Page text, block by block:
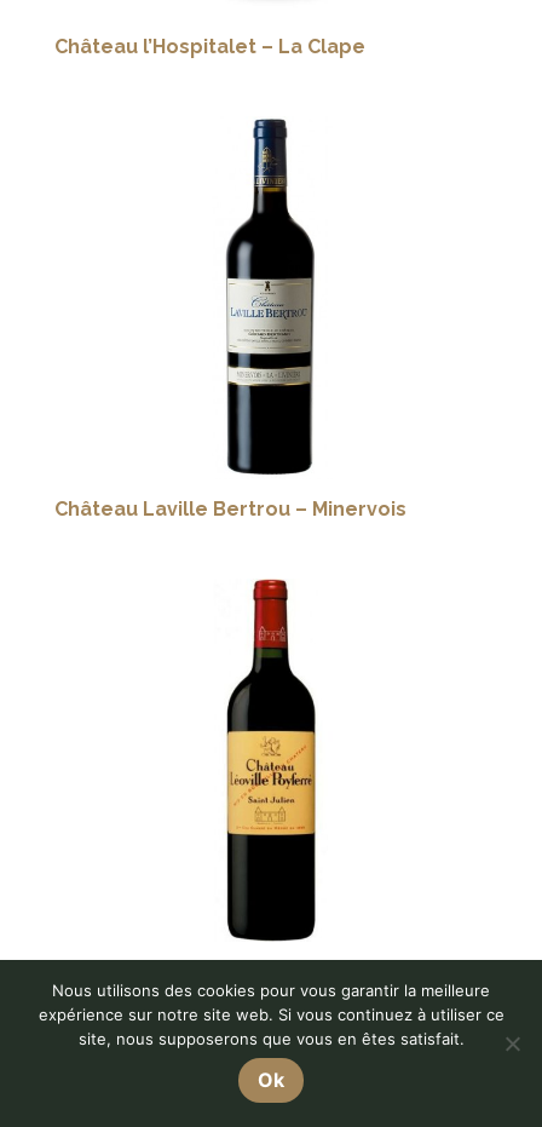
Château l’Hospitalet – La Clape
Château Laville Bertrou – Minervois
Nous utilisons des cookies pour vous garantir la meilleure
expérience sur notre site web. Si vous continuez à utiliser ce
site, nous supposerons que vous en êtes satisfait.
Ok